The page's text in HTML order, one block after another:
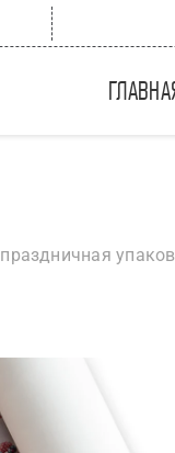
праздничная